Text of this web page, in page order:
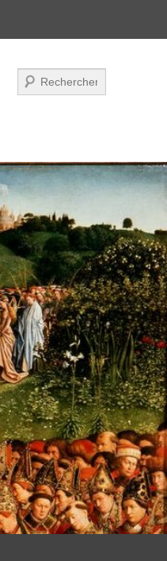
Zoeken